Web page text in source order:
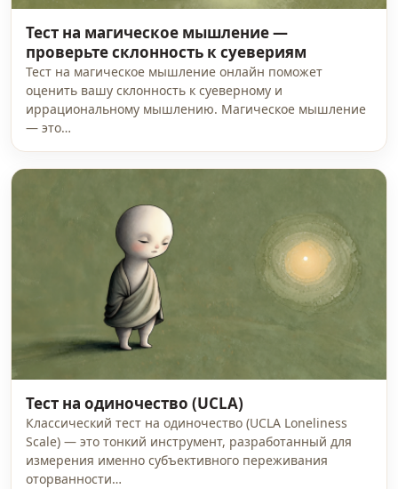
Тест на магическое мышление —
проверьте склонность к суевериям
Тест на магическое мышление онлайн поможет
оценить вашу склонность к суеверному и
иррациональному мышлению. Магическое мышление
— это…
Тест на одиночество (UCLA)
Классический тест на одиночество (UCLA Loneliness
Scale) — это тонкий инструмент, разработанный для
измерения именно субъективного переживания
оторванности…